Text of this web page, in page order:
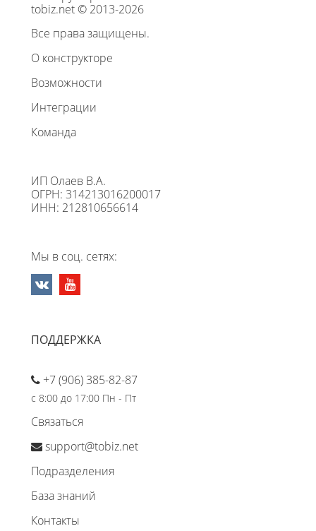
tobiz.net © 2013-2026
Все права защищены.
О конструкторе
Возможности
Интеграции
Команда
ИП Олаев В.А.
ОГРН: 314213016200017
ИНН: 212810656614
Мы в соц. сетях:
ПОДДЕРЖКА
+7 (906) 385-82-87
с 8:00 до 17:00 Пн - Пт
Связаться
support@tobiz.net
Подразделения
База знаний
Контакты